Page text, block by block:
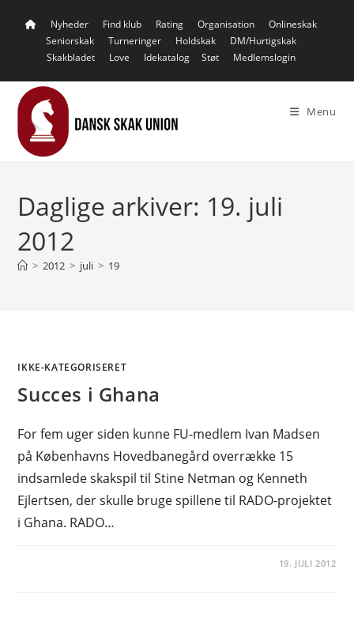
Nyheder Find klub Rating Organisation
Onlineskak
Seniorskak
Turneringer Holdskak
DM/Hurtigskak
Skakbladet
Love Idekatalog Støt Medlemslogin
Menu
Daglige arkiver: 19. juli
2012
> 2012 > juli > 19
IKKE-KATEGORISERET
Succes i Ghana
For fem uger siden kunne FU-medlem Ivan Madsen
på Københavns Hovedbanegård overrække 15
indsamlede skakspil til Stine Netman og Kenneth
Ejlertsen, der skulle bruge spillene til RADO-projektet
i Ghana. RADO…
19. JULI 2012